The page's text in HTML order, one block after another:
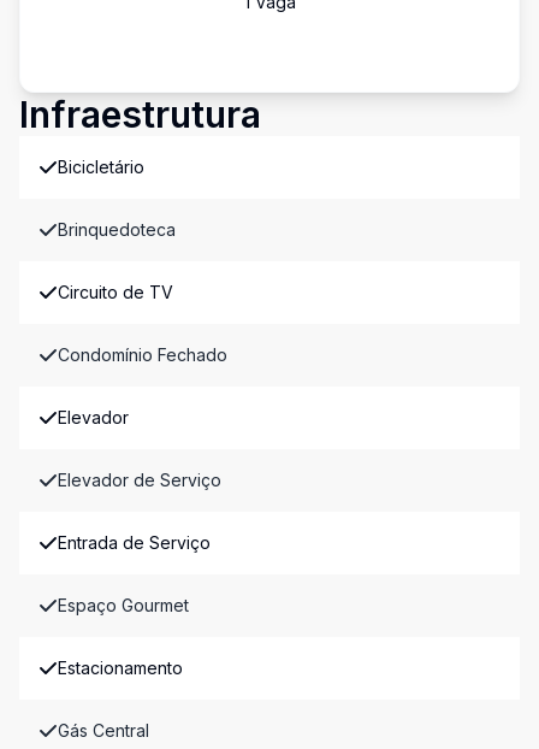
Infraestrutura
Bicicletário
Brinquedoteca
Circuito de TV
Condomínio Fechado
Elevador
Elevador de Serviço
Entrada de Serviço
Espaço Gourmet
Estacionamento
Gás Central